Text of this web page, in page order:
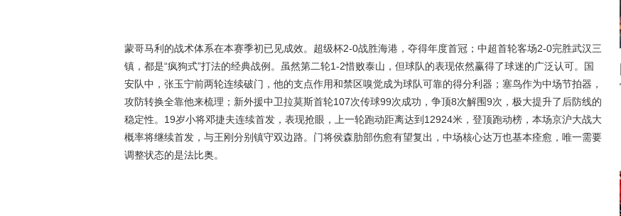
蒙哥马利的战术体系在本赛季初已见成效。超级杯2-0战胜海港，夺得年度首冠；中超首轮客场2-0完胜武汉三
镇，都是“疯狗式”打法的经典战例。虽然第二轮1-2惜败泰山，但球队的表现依然赢得了球迷的广泛认可。国
安队中，张玉宁前两轮连续破门，他的支点作用和禁区嗅觉成为球队可靠的得分利器；塞鸟作为中场节拍器，
攻防转换全靠他来梳理；新外援中卫拉莫斯首轮107次传球99次成功，争顶8次解围9次，极大提升了后防线的
稳定性。19岁小将邓捷夫连续首发，表现抢眼，上一轮跑动距离达到12924米，登顶跑动榜，本场京沪大战大
概率将继续首发，与王刚分别镇守双边路。门将侯森肋部伤愈有望复出，中场核心达万也基本痊愈，唯一需要
调整状态的是法比奥。